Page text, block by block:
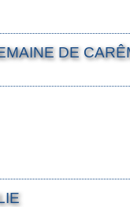
DE